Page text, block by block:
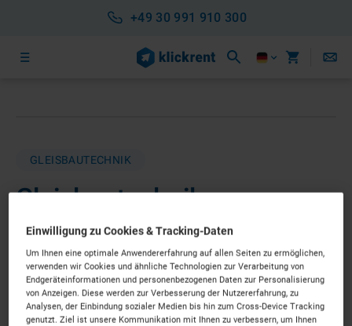
+49 30 991 910 300
GLEISBAUTECHNIK
Gleisbautechnik
Preis auf Anfrage
KURZFRISTIG VERFÜGBAR
Individuelle Ausstattung erfolgt im nächsten Schritt
Einwilligung zu Cookies & Tracking-Daten
Um Ihnen eine optimale Anwendererfahrung auf allen Seiten zu ermöglichen,
verwenden wir Cookies und ähnliche Technologien zur Verarbeitung von
Endgeräteinformationen und personenbezogenen Daten zur Personalisierung
von Anzeigen. Diese werden zur Verbesserung der Nutzererfahrung, zu
Analysen, der Einbindung sozialer Medien bis hin zum Cross-Device Tracking
genutzt. Ziel ist unsere Kommunikation mit Ihnen zu verbessern, um Ihnen